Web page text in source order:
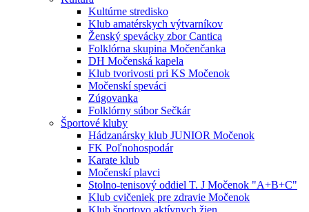
Kultúrne stredisko
Klub amatérskych výtvarníkov
Ženský spevácky zbor Cantica
Folklórna skupina Močenčanka
DH Močenská kapela
Klub tvorivosti pri KS Močenok
Močenskí speváci
Zúgovanka
Folklórny súbor Sečkár
Športové kluby
Hádzanársky klub JUNIOR Močenok
FK Poľnohospodár
Karate klub
Močenskí plavci
Stolno-tenisový oddiel T. J Močenok "A+B+C"
Klub cvičeniek pre zdravie Močenok
Klub športovo aktívnych žien